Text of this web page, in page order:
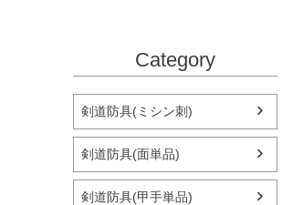
Category
剣道防具(ミシン刺)
剣道防具(面単品)
剣道防具(甲手単品)